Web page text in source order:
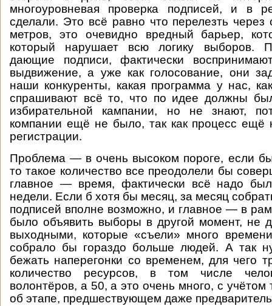
многоуровневая проверка подписей, и в
сделали. Это всё равно что перелезть через
метров, это очевидно вредный барьер,
который нарушает всю логику выборов.
дающие подписи, фактически
выдвижение, а уже как голосование, они
наши конкуренты, какая программа у нас,
спрашивают всё то, что по идее должны
избирательной кампании, но не знают,
компании ещё не было, так как процесс
регистрации.
Проблема — в очень высоком пороге, если
то такое количество все преодолели бы
главное — время, фактически всё надо
недели. Если б хотя бы месяц, за месяц
подписей вполне возможно, и главное — в
было объявить выборы в другой момент, не
выходными, которые «съели» много
собрало бы гораздо больше людей. А так
бежать наперегонки со временем, для чего
количество ресурсов, в том числе
волонтёров, а 50, а это очень много, с учётом
об этапе, предшествующем даже